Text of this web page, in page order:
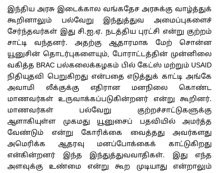
இந்திய அரசு இடைக்கால வங்கதேச அரசுக்கு வாழ்த்துக்
கூறினாலும் பல்வேறு இந்துத்துவ அமைப்புகளைச்
சேர்ந்தவர்கள் இது சி.ஐ.ஏ. நடத்திய புரட்சி என்று குற்றம்
சாட்டி வந்தனர். அதற்கு ஆதாரமாக மேற் சொன்ன
யூனுசின் தொடர்புகளையும், போராட்டத்தின் முன்னிலை
வகித்த BRAC பல்கலைக்கழகம் பில் கேட்ஸ் மற்றும் USAID
நிதியுதவி பெறுகிறது என்பதை எடுத்துக் காட்டி அங்கே
அவாமி லீக்குக்கு எதிரான மனநிலை கொண்ட
மாணவர்கள் உருவாக்கப்படுகின்றனர் என்று கூறினர்.
மாணவர்கள் பல்வேறு குற்றச்சாட்டுகளுக்கு
ஆளாகியுள்ள முகமது யூனுசைப் பதவியில் அமர்த்த
வேண்டும் என்று கோரிக்கை வைத்தது அவர்களது
அமெரிக்க ஆதரவு மனப்போக்கைக் காட்டுகிறது
என்கின்றனர் இந்த இந்துத்துவவாதிகள். இது எந்த
அளவுக்கு உண்மை என்று கூற முடியாது என்றாலும்